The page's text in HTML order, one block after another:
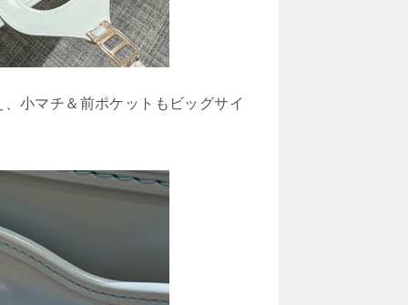
、小マチ＆前ポケットもビッグサイ